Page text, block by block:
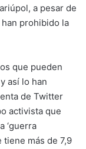
a pesar de
prohibido la
que pueden
así lo han
de Twitter
activista que
‘guerra
tiene más de 7,9